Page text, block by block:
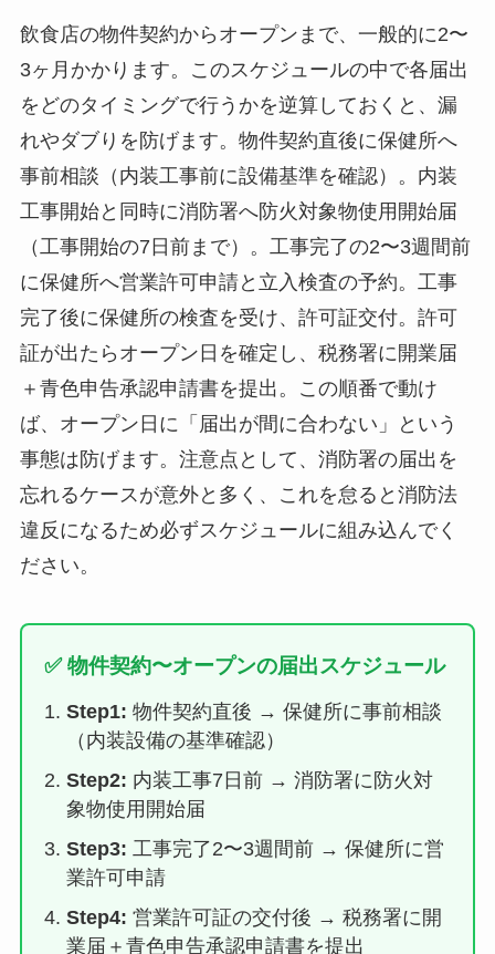
飲食店の物件契約からオープンまで、一般的に2〜
3ヶ月かかります。このスケジュールの中で各届出
をどのタイミングで行うかを逆算しておくと、漏
れやダブりを防げます。物件契約直後に保健所へ
事前相談（内装工事前に設備基準を確認）。内装
工事開始と同時に消防署へ防火対象物使用開始届
（工事開始の7日前まで）。工事完了の2〜3週間前
に保健所へ営業許可申請と立入検査の予約。工事
完了後に保健所の検査を受け、許可証交付。許可
証が出たらオープン日を確定し、税務署に開業届
＋青色申告承認申請書を提出。この順番で動け
ば、オープン日に「届出が間に合わない」という
事態は防げます。注意点として、消防署の届出を
忘れるケースが意外と多く、これを怠ると消防法
違反になるため必ずスケジュールに組み込んでく
ださい。
✅ 物件契約〜オープンの届出スケジュール
Step1: 物件契約直後 → 保健所に事前相談
（内装設備の基準確認）
Step2: 内装工事7日前 → 消防署に防火対
象物使用開始届
Step3: 工事完了2〜3週間前 → 保健所に営
業許可申請
Step4: 営業許可証の交付後 → 税務署に開
業届＋青色申告承認申請書を提出